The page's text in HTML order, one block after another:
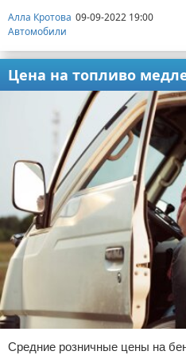
Алла Кротова 09-09-2022 19:00
Автомобили
Цена на топливо
Средние розничные цены на